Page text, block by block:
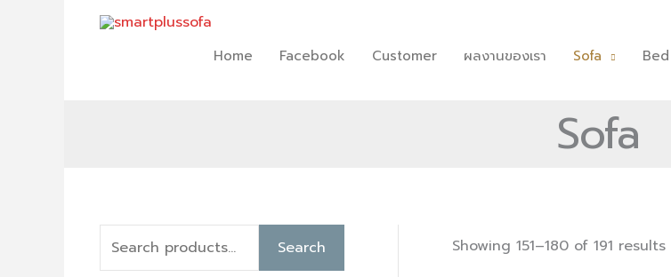
Home Facebook Customer ผลงานของเรา Sofa Bed
Sofa
Search Showing 151–180 of 191 resultsby